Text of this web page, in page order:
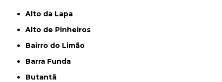
Alto da Lapa
Alto de Pinheiros
Bairro do Limão
Barra Funda
Butantã